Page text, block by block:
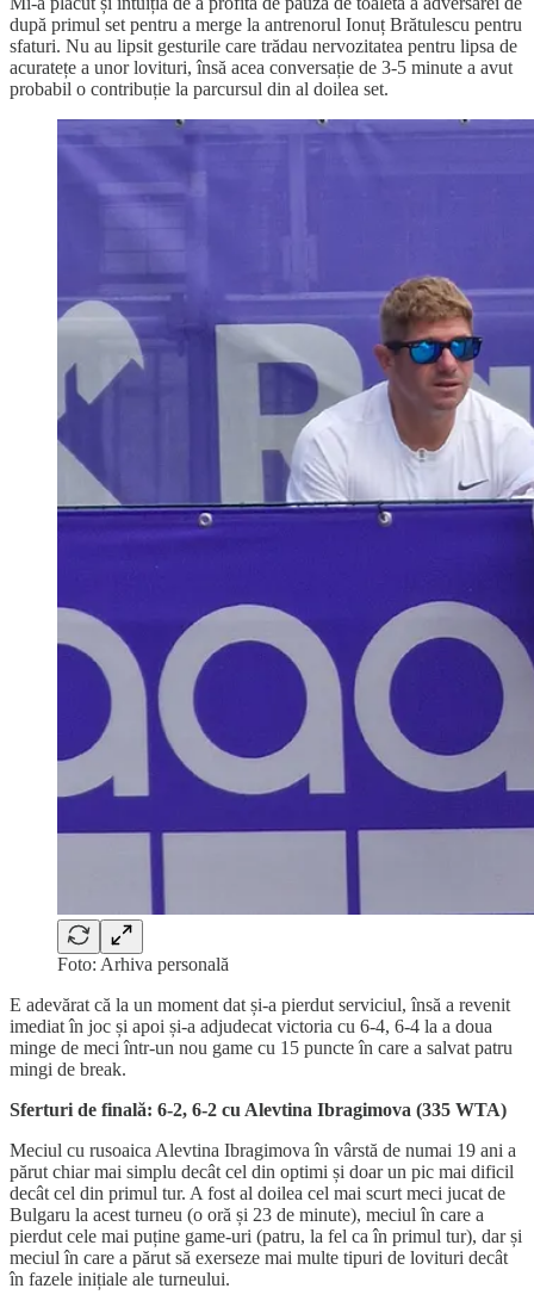
după primul set pentru a merge la antrenorul Ionuț Brătulescu pentru
sfaturi. Nu au lipsit gesturile care trădau nervozitatea pentru lipsa de
acuratețe a unor lovituri, însă acea conversație de 3-5 minute a avut
probabil o contribuție la parcursul din al doilea set.
Foto: Arhiva personală
E adevărat că la un moment dat și-a pierdut serviciul, însă a revenit
imediat în joc și apoi și-a adjudecat victoria cu 6-4, 6-4 la a doua
minge de meci într-un nou game cu 15 puncte în care a salvat patru
mingi de break.
Sferturi de finală: 6-2, 6-2 cu Alevtina Ibragimova (335 WTA)
Meciul cu rusoaica Alevtina Ibragimova în vârstă de numai 19 ani a
părut chiar mai simplu decât cel din optimi și doar un pic mai dificil
decât cel din primul tur. A fost al doilea cel mai scurt meci jucat de
Bulgaru la acest turneu (o oră și 23 de minute), meciul în care a
pierdut cele mai puține game-uri (patru, la fel ca în primul tur), dar și
meciul în care a părut să exerseze mai multe tipuri de lovituri decât
în fazele inițiale ale turneului.